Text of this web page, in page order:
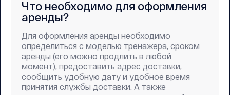
Что необходимо для оформления
аренды?
Для оформления аренды необходимо
определиться с моделью тренажера, сроком
аренды (его можно продлить в любой
момент), предоставить адрес доставки,
сообщить удобную дату и удобное время
принятия службы доставки. А также